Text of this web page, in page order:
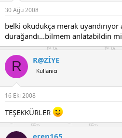
30 Ağu 2008
belki okudukça merak uyandırıyor
durağandı...bilmem anlatabildin mi
R R@ZİYE
Kullanıcı
16 Eki 2008
TEŞEKKÜRLER
eren165